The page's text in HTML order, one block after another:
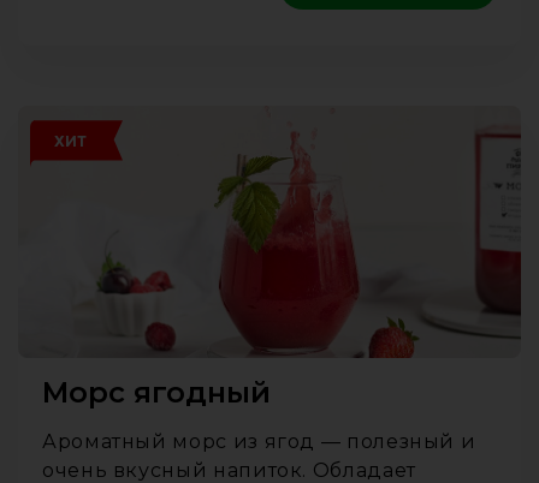
ХИТ
Морс ягодный
Ароматный морс из ягод — полезный и
очень вкусный напиток. Обладает